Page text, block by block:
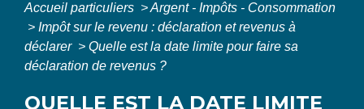
Accueil particuliers >Argent - Impôts - Consommation
> Impôt sur le revenu : déclaration et revenus à
déclarer > Quelle est la date limite pour faire sa
déclaration de revenus ?
QUELLE EST LA DATE LIMITE